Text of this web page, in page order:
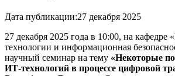
Дата публикации:27 декабря 2025
27 декабря 2025 года в 10:00, на
технологии и информационная
научный семинар на тему «Некоторые
ИТ-технологий в процессе цифровой